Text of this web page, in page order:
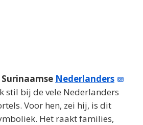
Nederlanders
stil bij de vele Nederlanders
Voor hen, zei hij, is dit
Het raakt families,